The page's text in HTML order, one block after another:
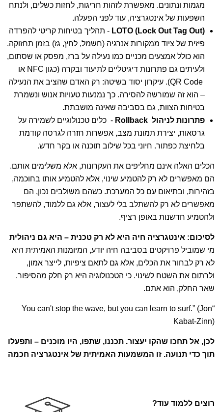
מגמות ונתונים. מאפשרת לזהות חריגות, לחזות כשלים, ולנתח
השפעות של אינטגרציה, עוד לפני הפעלה.
LOTO (Lock Out Tag Out) - תהליך בטיחות קריטי להפרדה
פיזית של ציוד ממקורות אנרגיה (חשמל, לחץ, גז) בזמן תחזוקה.
הוא כולל אמצעים מכניים כמו נעילה על ברז, מפסק או שסתום,
ולעיתים גם פתרונות דיגיטליים לתיעוד ובקרה (כגון NFC או
QR Code). עיקרון יסוד בשיטה: רק האדם שהציב את הנעילה
– הוא זה שמורשה להסירה. כך נמנעות טעויות אנוש ונשמרת
בטיחות הצוות, גם בסביבה שאינה מושבתת.
פתרונות לניהול Rollback
- כלים טכנולוגיים לשמירה על
גרסאות, יצירת תמונת מצב, אפשרות חזרה לגרסה קודמת
בלחיצת כפתור. חיוני בכל שילוב תוכנה או בקר חדש.
הכלים האלה אינם מחליפים את העקרונות, אלא משלימים אותם.
הם מאפשרים לא רק להטמיע שינוי, אלא להטמיע אותו בחוכמה,
בזהירות, ובתיאום עם כל המערכת. כשהם משולבים נכון, הם
מאפשרים לא רק להשתלב בלי לעצור, אלא גם ללמוד, להשתפר
ולהטמיע חדשנות באופן רציף.
לסיכום: אינטגרציה חיה היא לא רק טכנית – היא גם ניהולית
מי שמוביל פרויקטים בסביבה חיה יודע, המיומנות האמיתית היא
לא רק לבחור את הכלים, אלא גם לתאם ציפיות, לייצר אמון,
ולרתום את השטח לשינוי. כי הטכנולוגיה היא רק חלק מהסיפור.
שאר החלק, הוא אתם.
“You can't stop the wave, but you can learn to surf.” (Jon
Kabat-Zinn)
לכן, אל תחכו שהקו יעצור. תכננו, שתפו, היו מוכנים – ותפעלו
תוך כדי תנועה. זו המשמעות האמיתית של אינטגרציה חכמה
רוצים ללמוד עוד?